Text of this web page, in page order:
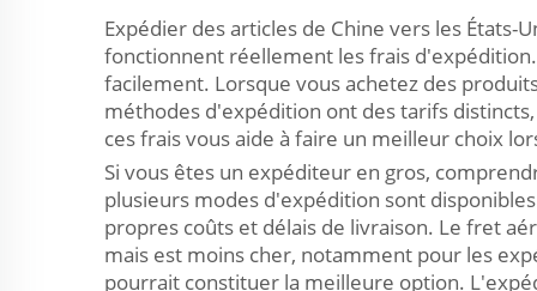
Expédier des articles de Chine vers les
fonctionnent réellement les frais
facilement. Lorsque vous achetez des
méthodes d'expédition ont des tarifs
ces frais vous aide à faire un meilleur choix
Si vous êtes un expéditeur en gros,
plusieurs modes d'expédition sont
propres coûts et délais de livraison. Le fret
mais est moins cher, notamment pour les
pourrait constituer la meilleure option.